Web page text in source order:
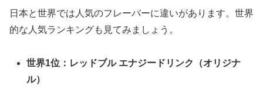
日本と世界では人気のフレーバーに違いがあります。世界
的な人気ランキングも見てみましょう。
世界1位：レッドブル エナジードリンク（オリジナ
ル）